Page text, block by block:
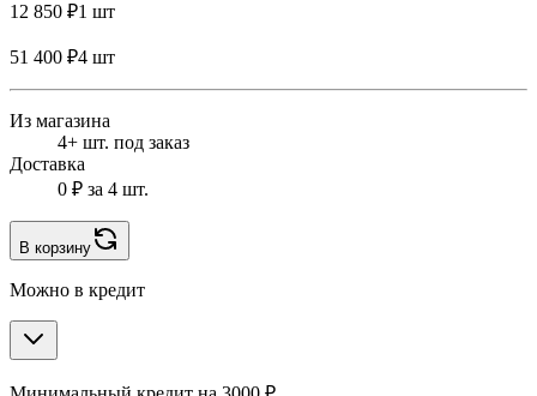
12 850 ₽1 шт
51 400 ₽4 шт
Из магазина
4+ шт. под заказ
Доставка
0 ₽ за 4 шт.
В корзину
Можно в кредит